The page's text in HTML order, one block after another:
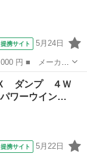
提携サイト 5月24日
レード名： 冷
箱左右スライド
Ｘ ダンプ ４Ｗ
ワーウイン…
提携サイト 5月22日